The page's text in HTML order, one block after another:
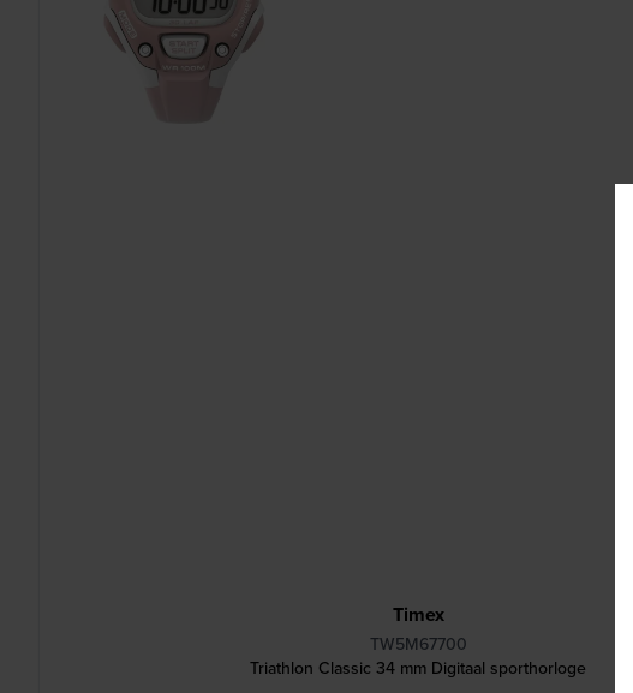
Timex
TW5M67700
Triathlon Classic 34 mm Digitaal sporthorloge